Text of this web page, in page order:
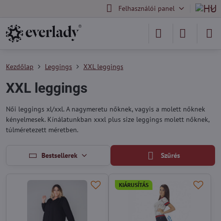
Felhasználói panel
Kezdőlap Leggings XXL leggings
XXL leggings
Női leggings xl/xxl. A nagymeretu nőknek, vagyis a molett nőknek
kényelmesek. Kínálatunkban xxxl plus size leggings molett nőknek,
túlméretezett méretben.
Bestsellerek Szűrés
KIÁRUSÍTÁS